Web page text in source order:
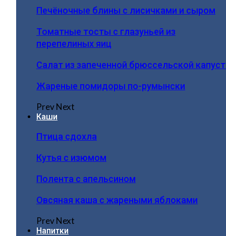
Печёночные блины с лисичками и сыром
Томатные тосты с глазуньей из
перепелиных яиц
Салат из запеченной брюссельской
Жареные помидоры по-румынски
PrevNext
Каши
Птица сдохла
Кутья с изюмом
Полента с апельсином
Овсяная каша с жареными яблоками
PrevNext
Напитки